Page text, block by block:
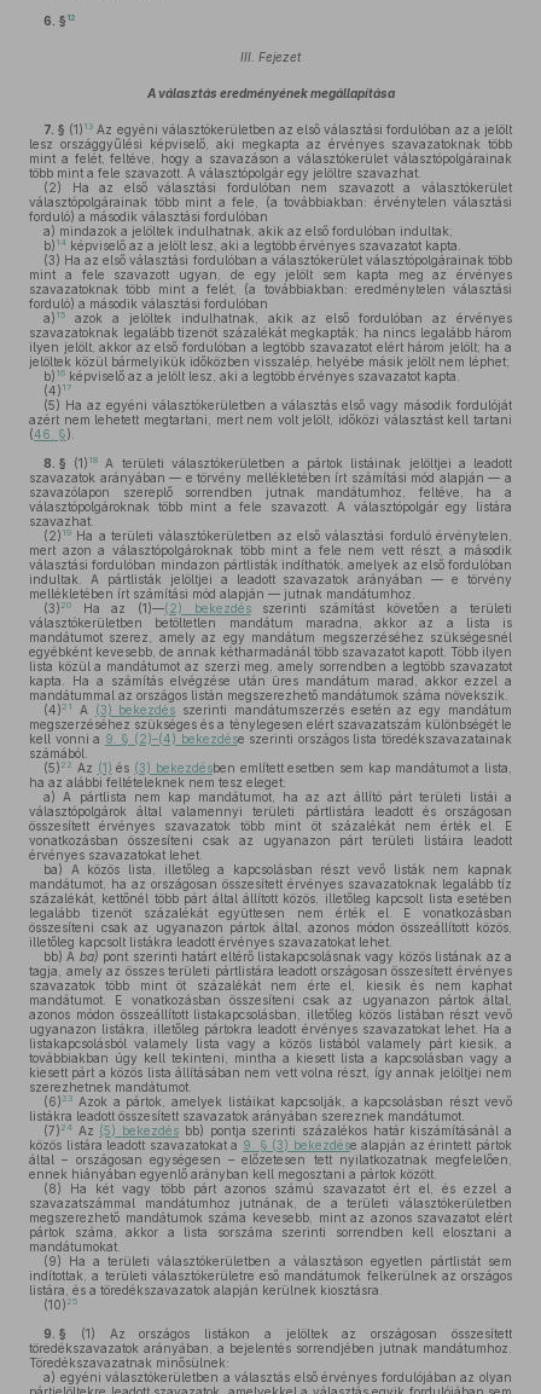
6. § 12
III. Fejezet
A választás eredményének megállapítása
7. § (1) 13 Az egyéni választókerületben az első választási fordulóban az a jelölt
lesz országgyűlési képviselő, aki megkapta az érvényes szavazatoknak több
mint a felét, feltéve, hogy a szavazáson a választókerület választópolgárainak
több mint a fele szavazott. A választópolgár egy jelöltre szavazhat.
(2) Ha az első választási fordulóban nem szavazott a választókerület
választópolgárainak több mint a fele, (a továbbiakban: érvénytelen választási
forduló) a második választási fordulóban
a) mindazok a jelöltek indulhatnak, akik az első fordulóban indultak;
b) 14 képviselő az a jelölt lesz, aki a legtöbb érvényes szavazatot kapta.
(3) Ha az első választási fordulóban a választókerület választópolgárainak több
mint a fele szavazott ugyan, de egy jelölt sem kapta meg az érvényes
szavazatoknak több mint a felét, (a továbbiakban: eredménytelen választási
forduló) a második választási fordulóban
a) 15
azok a jelöltek indulhatnak, akik az első fordulóban az érvényes
szavazatoknak legalább tizenöt százalékát megkapták; ha nincs legalább három
ilyen jelölt, akkor az első fordulóban a legtöbb szavazatot elért három jelölt; ha a
jelöltek közül bármelyikük időközben visszalép, helyébe másik jelölt nem léphet;
b) 16 képviselő az a jelölt lesz, aki a legtöbb érvényes szavazatot kapta.
(4) 17
(5) Ha az egyéni választókerületben a választás első vagy második fordulóját
azért nem lehetett megtartani, mert nem volt jelölt, időközi választást kell tartani
(46. §).
8. § (1) 18
A területi választókerületben a pártok listáinak jelöltjei a leadott
szavazatok arányában — e törvény mellékletében írt számítási mód alapján — a
szavazólapon szereplő sorrendben jutnak mandátumhoz, feltéve, ha a
választópolgároknak több mint a fele szavazott. A választópolgár egy listára
szavazhat.
(2) 19 Ha a területi választókerületben az első választási forduló érvénytelen,
mert azon a választópolgároknak több mint a fele nem vett részt, a második
választási fordulóban mindazon pártlisták indíthatók, amelyek az első fordulóban
indultak. A pártlisták jelöltjei a leadott szavazatok arányában — e törvény
mellékletében írt számítási mód alapján — jutnak mandátumhoz.
(3) 20 Ha az (1)—(2) bekezdésszerinti számítást követően a területi
választókerületben betöltetlen mandátum maradna, akkor az a lista is
mandátumot szerez, amely az egy mandátum megszerzéséhez szükségesnél
egyébként kevesebb, de annak kétharmadánál több szavazatot kapott. Több ilyen
lista közül a mandátumot az szerzi meg, amely sorrendben a legtöbb szavazatot
kapta. Ha a számítás elvégzése után üres mandátum marad, akkor ezzel a
mandátummal az országos listán megszerezhető mandátumok száma növekszik.
(4) 21 A (3) bekezdés szerinti mandátumszerzés esetén az egy mandátum
megszerzéséhez szükséges és a ténylegesen elért szavazatszám különbségét le
kell vonni a 9. § (2)–(4) bekezdése szerinti országos lista töredékszavazatainak
számából.
(5) 22 Az (1) és (3) bekezdésben említett esetben sem kap mandátumot a lista,
ha az alábbi feltételeknek nem tesz eleget:
a) A pártlista nem kap mandátumot, ha az azt állító párt területi listái a
választópolgárok által valamennyi területi pártlistára leadott és országosan
összesített érvényes szavazatok több mint öt százalékát nem érték el. E
vonatkozásban összesíteni csak az ugyanazon párt területi listáira leadott
érvényes szavazatokat lehet.
ba) A közös lista, illetőleg a kapcsolásban részt vevő listák nem kapnak
mandátumot, ha az országosan összesített érvényes szavazatoknak legalább tíz
százalékát, kettőnél több párt által állított közös, illetőleg kapcsolt lista esetében
legalább tizenöt százalékát együttesen nem érték el. E vonatkozásban
összesíteni csak az ugyanazon pártok által, azonos módon összeállított közös,
illetőleg kapcsolt listákra leadott érvényes szavazatokat lehet.
bb) A ba) pont szerinti határt eltérő listakapcsolásnak vagy közös listának az a
tagja, amely az összes területi pártlistára leadott országosan összesített érvényes
szavazatok több mint öt százalékát nem érte el, kiesik és nem kaphat
mandátumot. E vonatkozásban összesíteni csak az ugyanazon pártok által,
azonos módon összeállított listakapcsolásban, illetőleg közös listában részt vevő
ugyanazon listákra, illetőleg pártokra leadott érvényes szavazatokat lehet. Ha a
listakapcsolásból valamely lista vagy a közös listából valamely párt kiesik, a
továbbiakban úgy kell tekinteni, mintha a kiesett lista a kapcsolásban vagy a
kiesett párt a közös lista állításában nem vett volna részt, így annak jelöltjei nem
szerezhetnek mandátumot.
(6) 23 Azok a pártok, amelyek listáikat kapcsolják, a kapcsolásban részt vevő
listákra leadott összesített szavazatok arányában szereznek mandátumot.
(7) 24 Az (5) bekezdés bb) pontja szerinti százalékos határ kiszámításánál a
közös listára leadott szavazatokat a 9. § (3) bekezdése alapján az érintett pártok
által – országosan egységesen – előzetesen tett nyilatkozatnak megfelelően,
ennek hiányában egyenlő arányban kell megosztani a pártok között.
(8) Ha két vagy több párt azonos számú szavazatot ért el, és ezzel a
szavazatszámmal mandátumhoz jutnának, de a területi választókerületben
megszerezhető mandátumok száma kevesebb, mint az azonos szavazatot elért
pártok száma, akkor a lista sorszáma szerinti sorrendben kell elosztani a
mandátumokat.
(9) Ha a területi választókerületben a választáson egyetlen pártlistát sem
indítottak, a területi választókerületre eső mandátumok felkerülnek az országos
listára, és a töredékszavazatok alapján kerülnek kiosztásra.
(10) 25
9. § (1) Az országos listákon a jelöltek az országosan összesített
töredékszavazatok arányában, a bejelentés sorrendjében jutnak mandátumhoz.
Töredékszavazatnak minősülnek:
a) egyéni választókerületben a választás első érvényes fordulójában az olyan